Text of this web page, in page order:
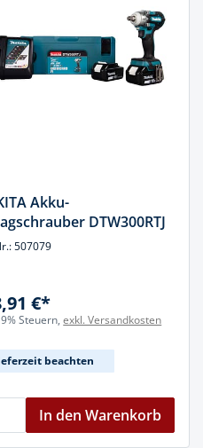
Akku-
DTW300RTJ
507079
€*
Steuern,exkl. Versandkosten
beachten
In den Warenkorb